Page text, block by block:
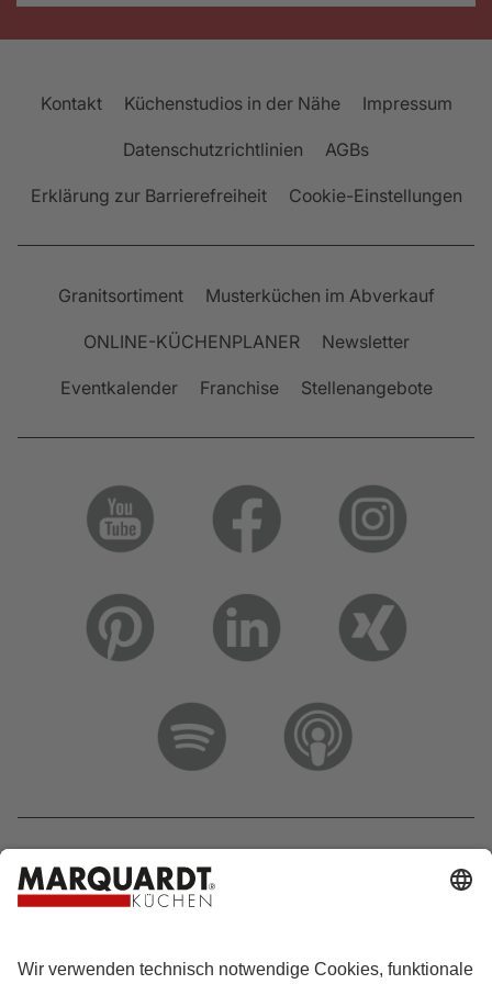
Kontakt Küchenstudios in der Nähe Impressum
Datenschutzrichtlinien AGBs
Erklärung zur Barrierefreiheit Cookie-Einstellungen
Granitsortiment Musterküchen im Abverkauf
ONLINE-KÜCHENPLANER Newsletter
Eventkalender Franchise Stellenangebote
Hotline 0800 133 133 0
info@marquardt-kuechen.de